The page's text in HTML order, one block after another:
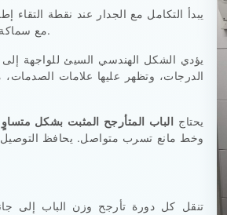
يبدأ التكامل مع الجدار عند نقطة التقاء
مع سماكة اللوح دون الحاجة إلى استخدام حواف بارزة أو تجاويف عميقة.
يؤدي الشكل الهندسي السيئ للواجهة
الدرجات، وتظهر عليها علامات
يحتاج الباب المتأرجح المثبت بشكل متساوٍ
وخط مانع تسرب متواصل. يحافظ التوصيل
تنقل كل دورة تأرجح وزن الباب إلى